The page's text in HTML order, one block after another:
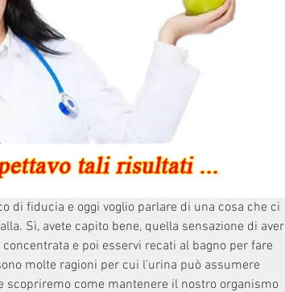
di fiducia e oggi voglio parlare di una cosa che ci
Sì, avete capito bene, quella sensazione di aver
e poi esservi recati al bagno per fare
molte ragioni per cui l'urina può assumere
scopriremo come mantenere il nostro organismo